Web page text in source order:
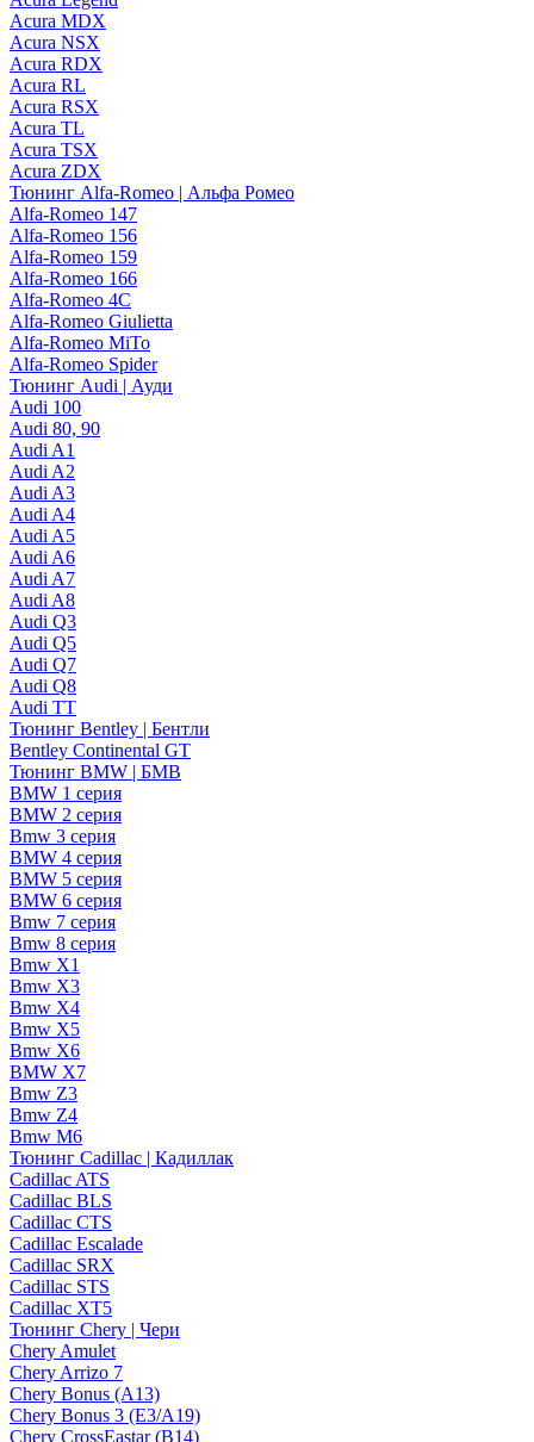
Acura MDX
Acura NSX
Acura RDX
Acura RL
Acura RSX
Acura TL
Acura TSX
Acura ZDX
Тюнинг Alfa-Romeo | Альфа Ромео
Alfa-Romeo 147
Alfa-Romeo 156
Alfa-Romeo 159
Alfa-Romeo 166
Alfa-Romeo 4C
Alfa-Romeo Giulietta
Alfa-Romeo MiTo
Alfa-Romeo Spider
Тюнинг Audi | Ауди
Audi 100
Audi 80, 90
Audi A1
Audi A2
Audi A3
Audi A4
Audi A5
Audi A6
Audi A7
Audi A8
Audi Q3
Audi Q5
Audi Q7
Audi Q8
Audi TT
Тюнинг Bentley | Бентли
Bentley Continental GT
Тюнинг BMW | БМВ
BMW 1 серия
BMW 2 серия
Bmw 3 серия
BMW 4 серия
BMW 5 серия
BMW 6 серия
Bmw 7 серия
Bmw 8 серия
Bmw X1
Bmw X3
Bmw X4
Bmw X5
Bmw X6
BMW X7
Bmw Z3
Bmw Z4
Bmw М6
Тюнинг Cadillac | Кадиллак
Cadillac ATS
Cadillac BLS
Cadillac CTS
Cadillac Escalade
Cadillac SRX
Cadillac STS
Cadillac XT5
Тюнинг Chery | Чери
Chery Amulet
Chery Arrizo 7
Chery Bonus (A13)
Chery Bonus 3 (E3/A19)
Chery CrossEastar (B14)